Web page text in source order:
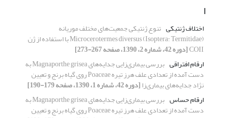
ا
اختلاف ژنتیکی تنوع ژنتیکی جمعیت‌های مختلف موریانه
Microcerotermes diversus (Isoptera: Termitidae) با استفاده از ژن
COII[دوره 42، شماره 2، 1390، صفحه 267-273]
ارقام افتراقی
بررسی بیماری‌زایی جدایه‌های Magnaporthe grisea به
دست آمده از تعدادی علف هرز تیره Poaceae روی گیاه برنج و تعیین
نژاد جدایه‌های بیماری‌زا[دوره 42، شماره 1، 1390، صفحه 179-190]
ارقام حساس
بررسی بیماری‌زایی جدایه‌های Magnaporthe grisea به
دست آمده از تعدادی علف هرز تیره Poaceae روی گیاه برنج و تعیین